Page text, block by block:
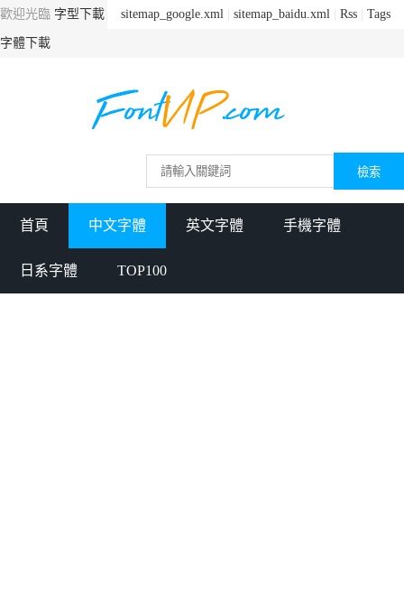
sitemap_google.xml sitemap_baidu.xml Rss Tags
歡迎光臨 字型下載
字體下載
首頁 中文字體 英文字體 手機字體
日系字體 TOP100